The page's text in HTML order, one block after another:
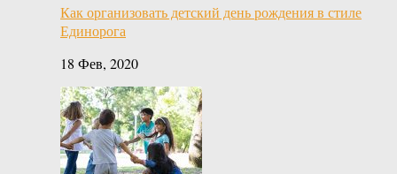
Как организовать детский день рождения в стиле
Единорога
18 Фев, 2020